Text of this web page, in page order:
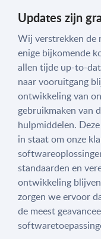
Updates zijn
Wij verstrekken de
enige bijkomende
allen tijde up-to-
naar vooruitgang
ontwikkeling van
gebruikmaken van
hulpmiddelen.
in staat om onze
standaarden en
ontwikkeling
zorgen we ervoor
de meest